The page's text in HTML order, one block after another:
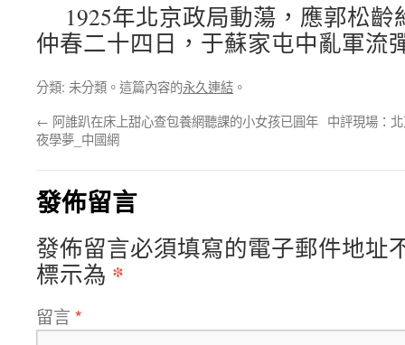
1925年北京政局動蕩，應郭松
仲春二十四日，于蘇家屯中亂軍流
分類: 未分類。這篇內容的永久連結 。
← 阿誰趴在床上甜心查包養網聽課的小女孩已圓年
夜學夢_中國網
中評現場：
發佈留言
發佈留言必須填寫的電子郵件地址
標示為 *
留言 *